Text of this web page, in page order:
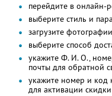
перейдите в онлайн-
выберите стиль и
загрузите
выберите способ
укажите Ф. И. О.,
почты для обратной
укажите номер и код
для активации скидки